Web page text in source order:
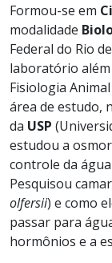
Formou-se em
modalidade
Federal do Rio
laboratório
Fisiologia
área de estudo,
da USP
estudou a
controle da
Pesquisou
olfersii) e como
passar para
hormônios e a